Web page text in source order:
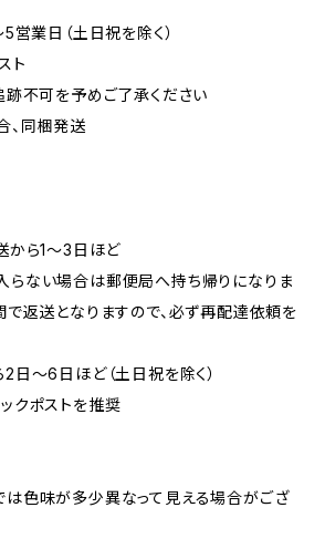
営業日（土日祝を除く）
ト
跡不可を予めご了承ください
、同梱発送
から1〜3日ほど
らない場合は郵便局へ持ち帰りになりま
で返送となりますので、必ず再配達依頼を
〜6日ほど（土日祝を除く）
クポストを推奨
は色味が多少異なって見える場合がござ